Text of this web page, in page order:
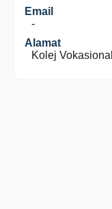
Email
-
Alamat
Kolej